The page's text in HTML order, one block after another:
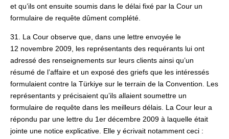
et qu’ils ont ensuite soumis dans le délai fixé par la Cour un
formulaire de requête dûment complété.
31. La Cour observe que, dans une lettre envoyée le
12 novembre 2009, les représentants des requérants lui ont
adressé des renseignements sur leurs clients ainsi qu’un
résumé de l’affaire et un exposé des griefs que les intéressés
formulaient contre la Türkiye sur le terrain de la Convention. Les
représentants y précisaient qu’ils allaient soumettre un
formulaire de requête dans les meilleurs délais. La Cour leur a
répondu par une lettre du 1er décembre 2009 à laquelle était
jointe une notice explicative. Elle y écrivait notamment ceci :